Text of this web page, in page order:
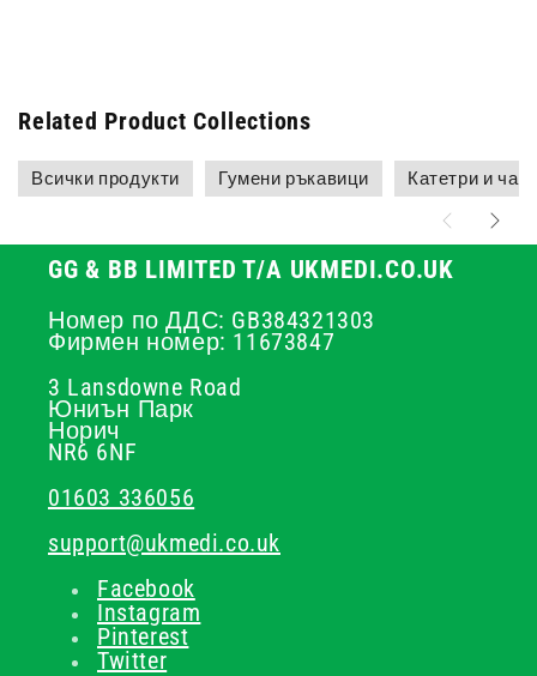
Related Product Collections
Всички продукти Гумени ръкавици Катетри и
GG & BB LIMITED T/A UKMEDI.CO.UK
Номер по ДДС: GB384321303
Фирмен номер: 11673847
3 Lansdowne Road
Юниън Парк
Норич
NR6 6NF
01603 336056
support@ukmedi.co.uk
Facebook
Instagram
Pinterest
Twitter